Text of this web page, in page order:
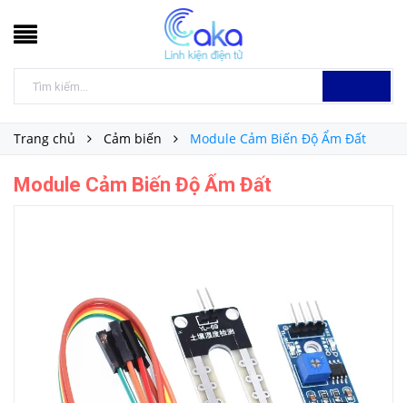
Trang chủ Cảm biến Module Cảm Biến Độ Ẩm Đất
Module Cảm Biến Độ Ẩm Đất